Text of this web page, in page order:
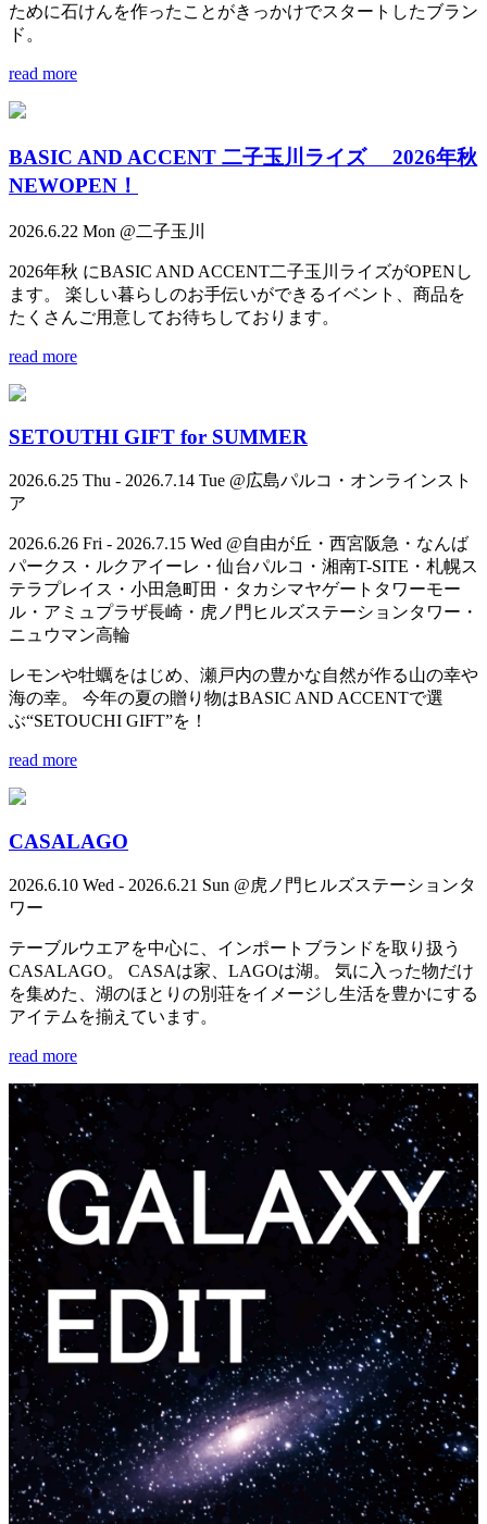
ために石けんを作ったことがきっかけでスタートしたブラン
ド。
read more
BASIC AND ACCENT 二子玉川ライズ 2026年秋
NEWOPEN！
2026.6.22 Mon @二子玉川
2026年秋 にBASIC AND ACCENT二子玉川ライズがOPENし
ます。 楽しい暮らしのお手伝いができるイベント、商品を
たくさんご用意してお待ちしております。
read more
SETOUTHI GIFT for SUMMER
2026.6.25 Thu - 2026.7.14 Tue @広島パルコ・オンラインスト
ア
2026.6.26 Fri - 2026.7.15 Wed @自由が丘・西宮阪急・なんば
パークス・ルクアイーレ・仙台パルコ・湘南T-SITE・札幌ス
テラプレイス・小田急町田・タカシマヤゲートタワーモー
ル・アミュプラザ長崎・虎ノ門ヒルズステーションタワー・
ニュウマン高輪
レモンや牡蠣をはじめ、瀬戸内の豊かな自然が作る山の幸や
海の幸。 今年の夏の贈り物はBASIC AND ACCENTで選
ぶ“SETOUCHI GIFT”を！
read more
CASALAGO
2026.6.10 Wed - 2026.6.21 Sun @虎ノ門ヒルズステーションタ
ワー
テーブルウエアを中心に、インポートブランドを取り扱う
CASALAGO。 CASAは家、LAGOは湖。 気に入った物だけ
を集めた、湖のほとりの別荘をイメージし生活を豊かにする
アイテムを揃えています。
read more